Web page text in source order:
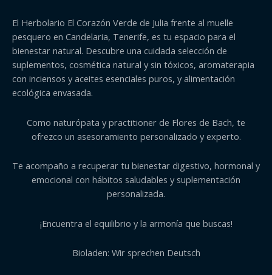
El Herbolario El Corazón Verde de Julia frente al muelle
pesquero en Candelaria, Tenerife, es tu espacio para el
bienestar natural. Descubre una cuidada selección de
suplementos, cosmética natural y sin tóxicos, aromaterapia
con inciensos y aceites esenciales puros, y alimentación
ecológica envasada.
Como naturópata y practitioner de Flores de Bach, te
ofrezco un asesoramiento personalizado y experto.
Te acompaño a recuperar tu bienestar digestivo, hormonal y
emocional con hábitos saludables y suplementación
personalizada.
¡Encuentra el equilibrio y la armonía que buscas!
Bioladen: Wir sprechen Deutsch